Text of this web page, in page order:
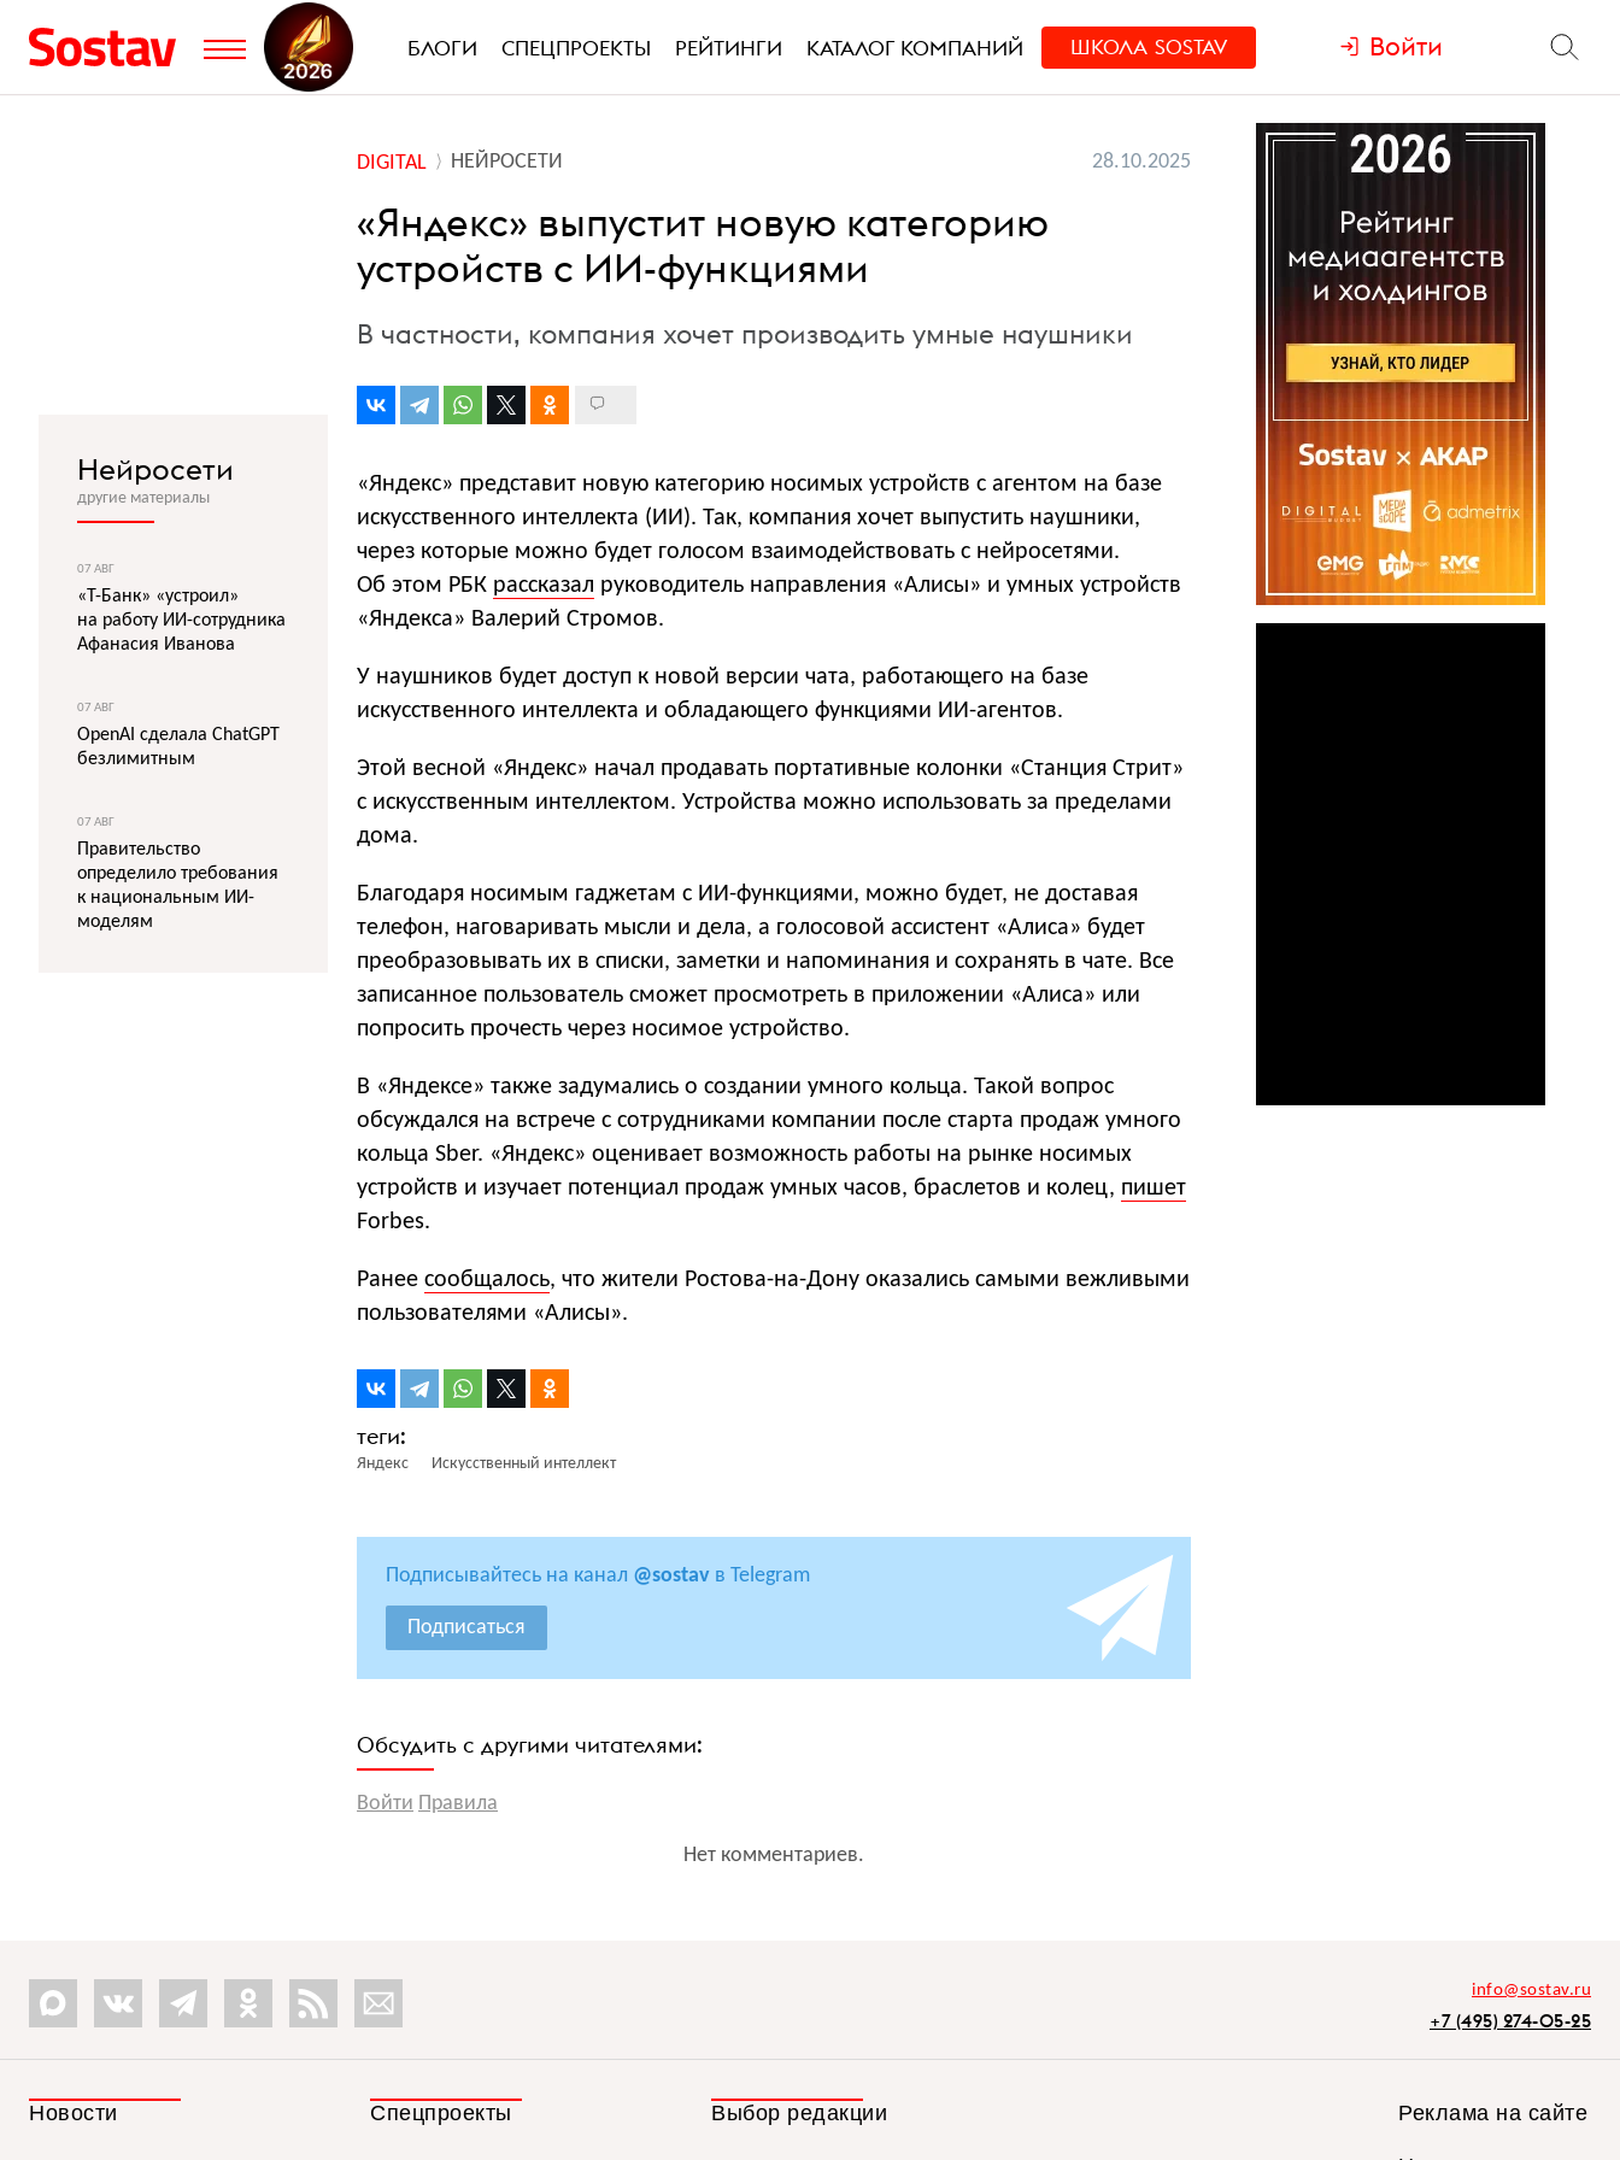
БЛОГИ СПЕЦПРОЕКТЫ РЕЙТИНГИ КАТАЛОГ КОМПАНИЙ ШКОЛА SOSTAV Войти
DIGITAL НЕЙРОСЕТИ 28.10.2025
«Яндекс» выпустит новую категорию
устройств с ИИ-функциями
В частности, компания хочет производить умные наушники
«Яндекс» представит новую категорию носимых устройств с агентом на базе
искусственного интеллекта (ИИ). Так, компания хочет выпустить наушники,
через которые можно будет голосом взаимодействовать с нейросетями.
Об этом РБК рассказал руководитель направления «Алисы» и умных устройств
«Яндекса» Валерий Стромов.
У наушников будет доступ к новой версии чата, работающего на базе
искусственного интеллекта и обладающего функциями ИИ-агентов.
Этой весной «Яндекс» начал продавать портативные колонки «Станция Стрит»
с искусственным интеллектом. Устройства можно использовать за пределами
дома.
Благодаря носимым гаджетам с ИИ-функциями, можно будет, не доставая
телефон, наговаривать мысли и дела, а голосовой ассистент «Алиса» будет
преобразовывать их в списки, заметки и напоминания и сохранять в чате. Все
записанное пользователь сможет просмотреть в приложении «Алиса» или
попросить прочесть через носимое устройство.
В «Яндексе» также задумались о создании умного кольца. Такой вопрос
обсуждался на встрече с сотрудниками компании после старта продаж умного
кольца Sber. «Яндекс» оценивает возможность работы на рынке носимых
устройств и изучает потенциал продаж умных часов, браслетов и колец, пишет
Forbes.
Ранее сообщалось, что жители Ростова-на-Дону оказались самыми вежливыми
пользователями «Алисы».
Яндекс Искусственный интеллект
Подписывайтесь на канал @sostav в Telegram
Подписаться
Обсудить с другими читателями:
Войти Правила
Нет комментариев.
Нейросети
другие материалы
07 АВГ
«Т-Банк» «устроил»
на работу ИИ-сотрудника
Афанасия Иванова
07 АВГ
OpenAI сделала ChatGPT
безлимитным
07 АВГ
Правительство
определило требования
к национальным ИИ-
моделям
info@sostav.ru
+7 (495) 274-05-25
Новости Спецпроекты Выбор редакции Реклама на сайте